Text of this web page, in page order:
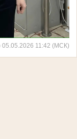
05.05.2026 11:42 (МСК)